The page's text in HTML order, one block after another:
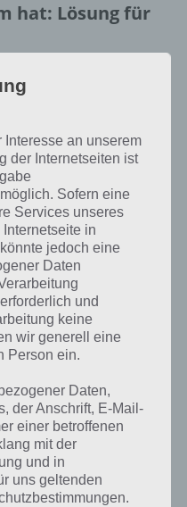
hat: Lösung für
um Etwas, das einen Alarm
anders ist, können wir dir
du über unsere
Sachverhalt die
zu 94%
inunsere
App! Dort
Suche
und
300 Level
Hilfe, indem du in der App
sind, hast du hier stets
Interesse an unserem
der Internetseiten ist
Sofern eine
Services unseres
in
jedoch eine
Daten
und
keine
wir generell eine
Person ein.
Daten,
der Anschrift, E-Mail-
einer betroffenen
mit der
und in
uns geltenden